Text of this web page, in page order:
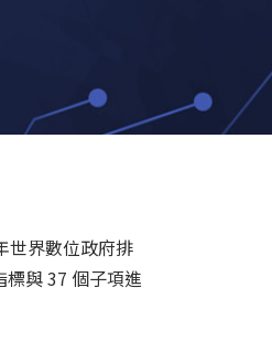
世界數位政府排
與 37 個子項進